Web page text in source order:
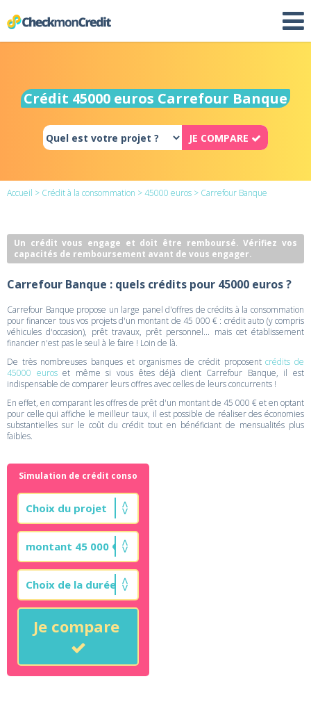
Crédit 45000 euros Carrefour Banque
JE COMPARE
Accueil > Crédit à la consommation >45000 euros > Carrefour Banque
Un crédit vous engage et doit être remboursé. Vérifiez vos
capacités de remboursement avant de vous engager.
Carrefour Banque : quels crédits pour 45000 euros ?
Carrefour Banque propose un large panel d'offres de crédits à la consommation
pour financer tous vos projets d'un montant de 45 000 € : crédit auto (y compris
véhicules d'occasion), prêt travaux, prêt personnel... mais cet établissement
financier n'est pas le seul à le faire ! Loin de là.
De très nombreuses banques et organismes de crédit proposentcrédits de
45000 euroset même si vous êtes déjà client Carrefour Banque, il est
indispensable de comparer leurs offres avec celles de leurs concurrents !
En effet, en comparant les offres de prêt d'un montant de 45 000 € et en optant
pour celle qui affiche le meilleur taux, il est possible de réaliser des économies
substantielles sur le coût du crédit tout en bénéficiant de mensualités plus
faibles.
Simulation de crédit conso
Je compare